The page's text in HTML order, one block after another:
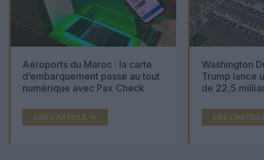
Aéroports du Maroc : la carte
d’embarquement passe au tout
numérique avec Pax Check
LIRE L'ARTICLE
Washington
Trump lance
de 22,5
LIRE